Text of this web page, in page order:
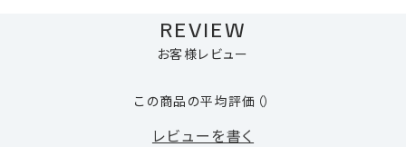
トリートメントの4つの特徴
加水分解ケラチン*³が深部まで浸透・集
中補修
ーカー「株式会社 山大」との協業により、国産の未利用天然杉
る”ことの本質を実感できます。
自然の恵みと天然精油の香りで、肌と心が癒されるバスタイム
REVIEW
お客様レビュー
この商品の平均評価 （）
レビューを書く